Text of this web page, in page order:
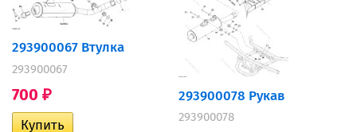
293900067 Втулка
293900067
700 ₽ 293900078 Рукав
293900078